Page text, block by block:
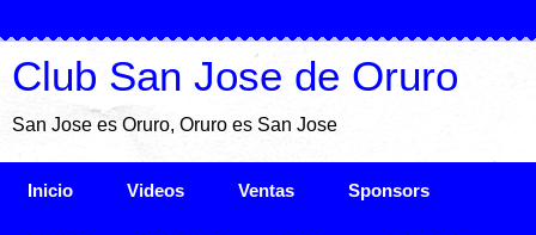
Club San Jose de Oruro
San Jose es Oruro, Oruro es San Jose
Inicio Videos Ventas Sponsors